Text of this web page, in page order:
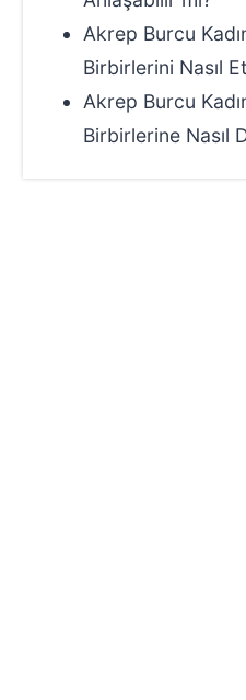
Akrep Burcu
Birbirlerini Nasıl
Akrep Burcu
Birbirlerine Nasıl